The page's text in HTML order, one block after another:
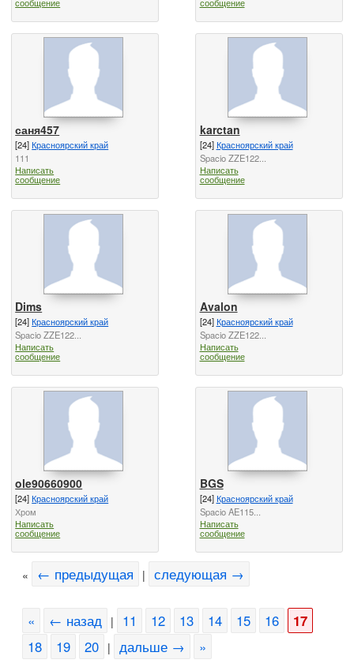
саня457
[24]Красноярский край
111
Написать
сообщение
karctan
[24]Красноярский край
Spacio ZZE122...
Написать
сообщение
Dims
[24]Красноярский край
Spacio ZZE122...
Написать
сообщение
Avalon
[24]Красноярский край
Spacio ZZE122...
Написать
сообщение
ole90660900
[24]Красноярский край
Хром
Написать
сообщение
BGS
[24]Красноярский край
Spacio AE115...
Написать
сообщение
« ← предыдущая | следующая →
« ← назад | 11 12 13 14 15 16
17
18
19 20 | дальше → »